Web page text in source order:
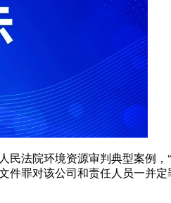
民法院环境资源审判典型案例
件罪对该公司和责任人员一并